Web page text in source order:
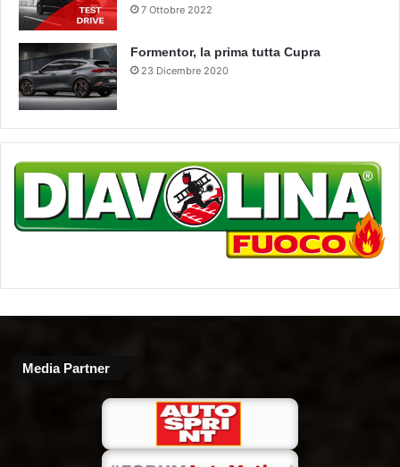
7 Ottobre 2022
Formentor, la prima tutta Cupra
23 Dicembre 2020
Media Partner